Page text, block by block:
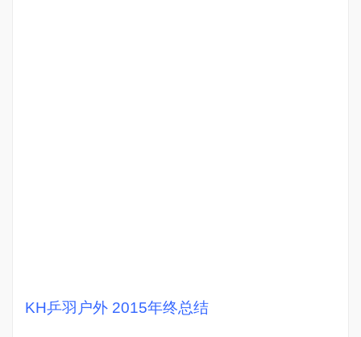
KH乒羽户外 2015年终总结